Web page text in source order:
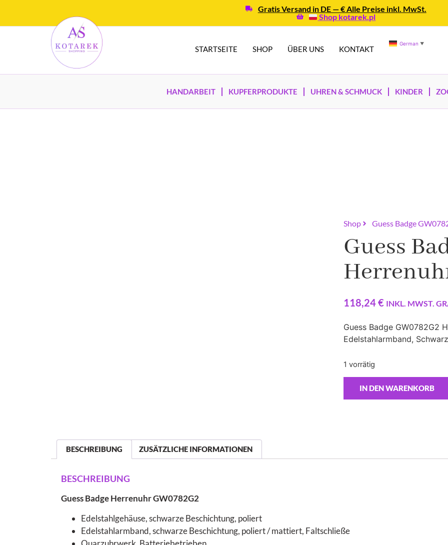
Gratis Versand in DE — € Alle Preise inkl. MwSt.
Shop kotarek.pl
STARTSEITE SHOP ÜBER UNS KONTAKT
German ▼
HANDARBEIT KUPFERPRODUKTE UHREN & SCHMUCK KINDER
Shop Guess Badge
Guess
118,24€ INKL. MWST.
Guess Badge GW0782G2
Edelstahlarmband, Schwarz
1 vorrätig
IN DEN WARENKORB
BESCHREIBUNG ZUSÄTZLICHE INFORMATIONEN
BESCHREIBUNG
Guess Badge Herrenuhr GW0782G2
Edelstahlgehäuse, schwarze Beschichtung, poliert
Edelstahlarmband, schwarze Beschichtung, poliert / mattiert, Faltschließe